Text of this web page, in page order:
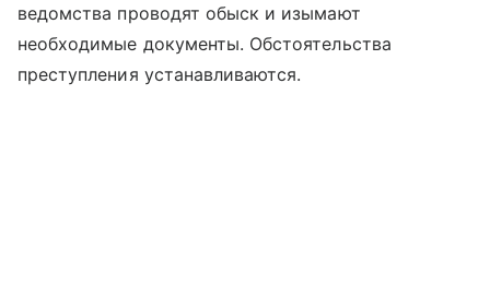
ведомства проводят обыск и изымают
необходимые документы. Обстоятельства
преступления устанавливаются.